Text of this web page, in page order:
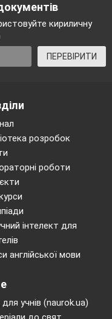
кириличну
ПЕРЕВІРИТИ
розробок
роботи
інтелект для
англійської мови
для учнів (naurok.ua)